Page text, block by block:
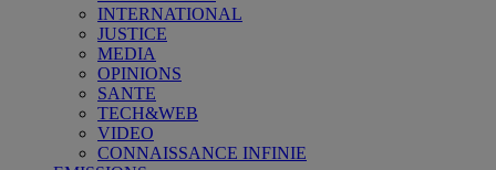
INTERNATIONAL
JUSTICE
MEDIA
OPINIONS
SANTE
TECH&WEB
VIDEO
CONNAISSANCE INFINIE